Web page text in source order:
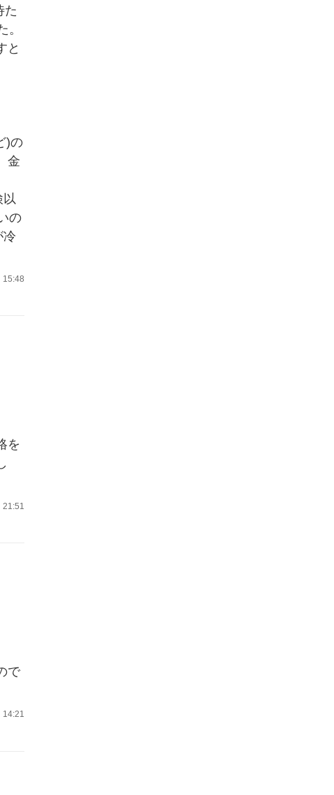
た
と
)の
金
の
冷
15:48
を
で
14:21